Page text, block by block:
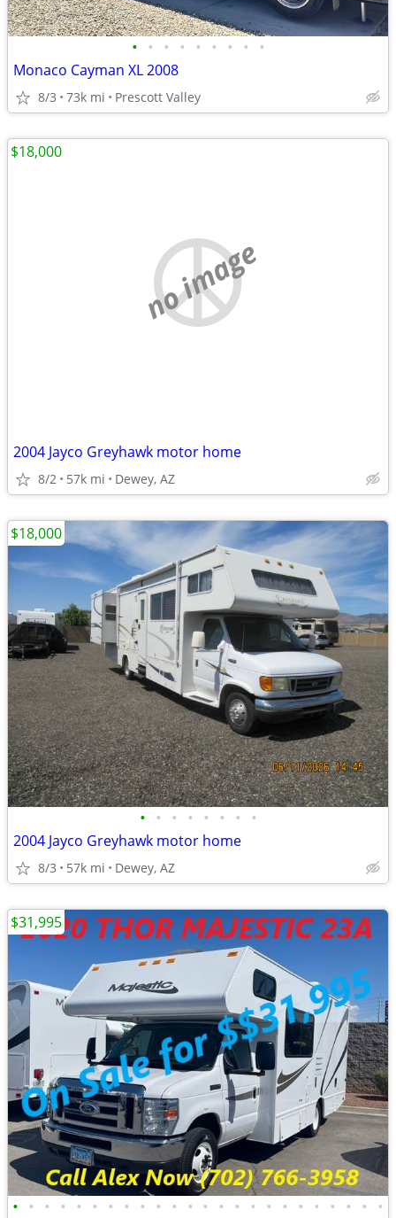
• • • • • • • • •
Monaco Cayman XL 2008
8/3 73k mi Prescott Valley
no image
2004 Jayco Greyhawk motor home
8/2 57k mi Dewey, AZ
$18,000
• • • • • • • •
2004 Jayco Greyhawk motor home
8/3 57k mi Dewey, AZ
$18,000
• • • • • • • • • • • • • • • • • • • • • • • •
$31,995